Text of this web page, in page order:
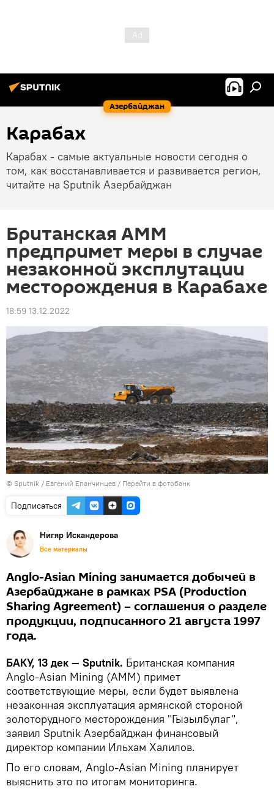
Азербайджан
Карабах
Карабах - самые актуальные новости сегодня о
том, как восстанавливается и развивается регион,
читайте на Sputnik Азербайджан
Британская AMM
предпримет меры в случае
незаконной эксплутации
месторождения в Карабахе
18:59 13.12.2022
© Sputnik / Евгений Епанчинцев / Перейти в фотобанк
Подписаться
Нигяр Искандерова
Все материалы
Anglo-Asian Mining занимается добычей в
Азербайджане в рамках PSA (Production
Sharing Agreement) – соглашения о разделе
продукции, подписанного 21 августа 1997
года.
БАКУ, 13 дек — Sputnik. Британская компания
Anglo-Asian Mining (AMM) примет
соответствующие меры, если будет выявлена
незаконная эксплуатация армянской стороной
золоторудного месторождения "Гызылбулаг",
заявил Sputnik Азербайджан финансовый
директор компании Ильхам Халилов.
По его словам, Anglo-Asian Mining планирует
выяснить это по итогам мониторинга.